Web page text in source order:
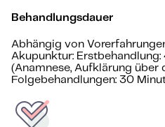
Behandlungsdauer
Abhängig von
Akupunktur:
(Anamnese, Aufklärung über
Folgebehandlungen: 30